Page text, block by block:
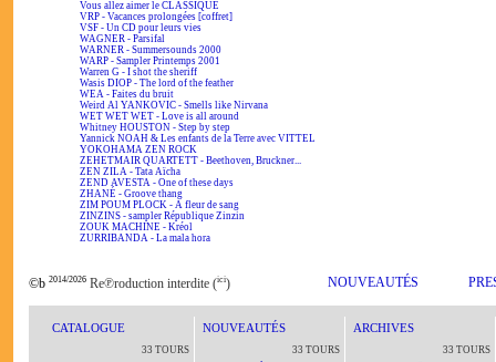
Vous allez aimer le CLASSIQUE
VRP - Vacances prolongées [coffret]
VSF - Un CD pour leurs vies
WAGNER - Parsifal
WARNER - Summersounds 2000
WARP - Sampler Printemps 2001
Warren G - I shot the sheriff
Wasis DIOP - The lord of the feather
WEA - Faites du bruit
Weird Al YANKOVIC - Smells like Nirvana
WET WET WET - Love is all around
Whitney HOUSTON - Step by step
Yannick NOAH & Les enfants de la Terre avec VITTEL
YOKOHAMA ZEN ROCK
ZEHETMAIR QUARTETT - Beethoven, Bruckner...
ZEN ZILA - Tata Aïcha
ZEND AVESTA - One of these days
ZHANÉ - Groove thang
ZIM POUM PLOCK - A fleur de sang
ZINZINS - sampler République Zinzin
ZOUK MACHINE - Kréol
ZURRIBANDA - La mala hora
©b 2014/2026 Re℗roduction interdite (ici) NOUVEAUTÉS
CATALOGUE
33 TOURS
NOUVEAUTÉS
33 TOURS
ARCHIVES
33 TOURS